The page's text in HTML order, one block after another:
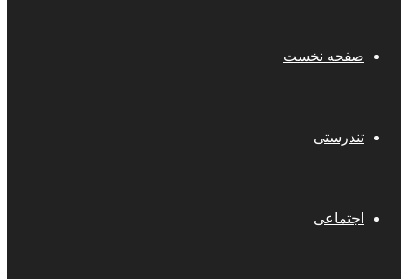
صفحه نخست
تندرستی
اجتماعی